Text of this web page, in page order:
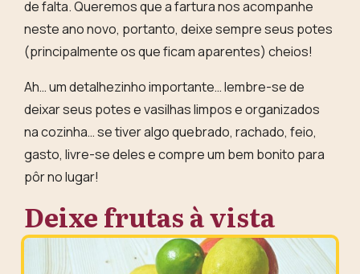
de falta. Queremos que afartura nos acompanhe
neste ano novo, portanto, deixe sempre seus potes
(principalmente os que ficam aparentes) cheios!
Ah… um detalhezinho importante… lembre-se de
deixar seus potes e vasilhas limpos e organizados
na cozinha… se tiver algo quebrado, rachado, feio,
gasto, livre-se deles e compre um bem bonito para
pôr no lugar!
Deixe frutas à vista